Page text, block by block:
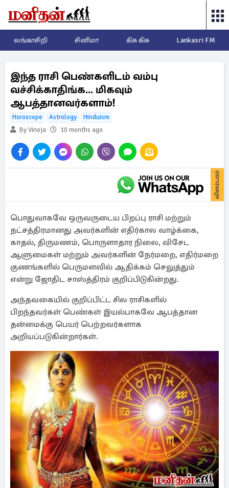
லங்காசிறி சினிமா கிசு கிசு Lankasri FM
இந்த ராசி பெண்களிடம் வம்பு
வச்சிக்காதிங்க... மிகவும்
ஆபத்தானவர்களாம்!
Horoscope Astrology
Hinduism
By Vinoja
10 months ago
விளம்பரம்
பொதுவாகவே ஒருவருடைய பிறப்பு ராசி மற்றும்
நட்சத்திரமானது அவர்களின் எதிர்கால வாழ்க்கை,
காதல், திருமணம், பொருளாதார நிலை, விசேட
ஆளுமைகள் மற்றும் அவர்களின் நேர்மறை, எதிர்மறை
குணங்களில் பெருமளவில் ஆதிக்கம் செலுத்தும்
என்று ஜோதிட சாஸ்த்திரம் குறிப்பிடுகின்றது.
அந்தவகையில் குறிப்பிட்ட சில ராசிகளில்
பிறந்தவர்கள் பெண்கள் இயல்பாகவே ஆபத்தான
தன்மைக்கு பெயர் பெற்றவர்களாக
அறியப்படுகின்றார்கள்.